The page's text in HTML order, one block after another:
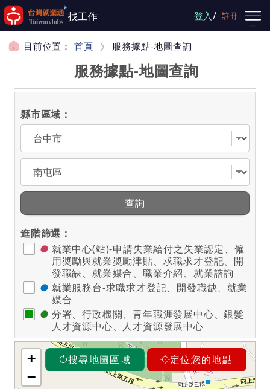
跳到主要內容
找工作 登入/ 註冊
目前位置： 首頁 服務據點-地圖查詢
服務據點-地圖查詢
縣市區域：
選擇縣市
選擇區域
查詢
進階篩選：
● 就業中心(站)-申請失業給付之失業認定、僱
用奬勵與就業奬勵津貼、求職求才登記、開
發職缺、就業媒合、職業介紹、就業諮詢
● 就業服務台-求職求才登記、開發職缺、就業
媒合
● 分署、行政機關、青年職涯發展中心、銀髮
人才資源中心、人才資源發展中心
搜尋地圖區域 定位您的地點
+
−